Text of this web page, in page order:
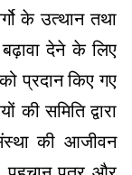
के उत्थान तथा
देने के लिए
प्रदान किए गए
की समिति द्वारा
की आजीवन